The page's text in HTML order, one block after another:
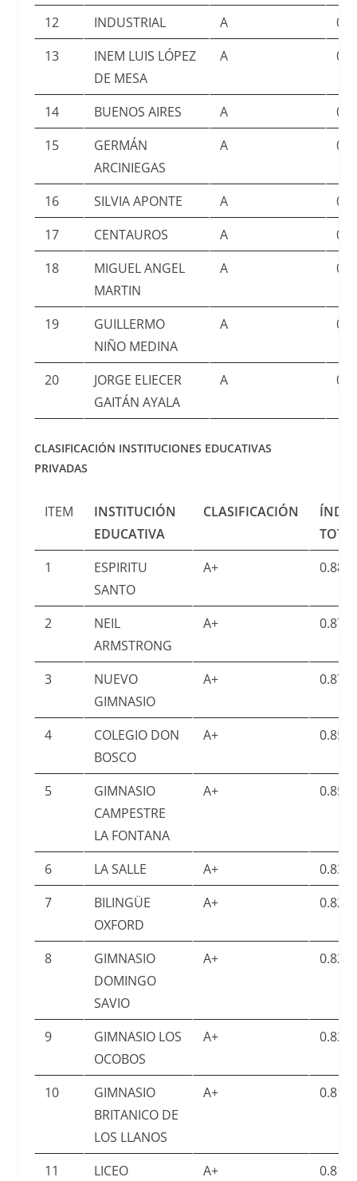
12 INDUSTRIAL A
13
INEM LUIS LÓPEZ
DE MESA
A
14 BUENOS AIRES A
15
GERMÁN
ARCINIEGAS
A
16 SILVIA APONTE A
17
CENTAUROS A
18
MIGUEL ANGEL
MARTIN
A
19
GUILLERMO
NIÑO MEDINA
A
20
JORGE ELIECER
GAITÁN AYALA
A
CLASIFICACIÓN INSTITUCIONES EDUCATIVAS
PRIVADAS
ITEM
INSTITUCIÓN
EDUCATIVA
CLASIFICACIÓN
1
ESPIRITU
SANTO
A+
2
NEIL
ARMSTRONG
A+
3
NUEVO
GIMNASIO
A+
4
COLEGIO DON
BOSCO
A+
5
GIMNASIO
CAMPESTRE
LA FONTANA
A+
6 LA SALLE A+
7
BILINGÜE
OXFORD
A+
8
GIMNASIO
DOMINGO
SAVIO
A+
9
GIMNASIO LOS
OCOBOS
A+
10
GIMNASIO
BRITANICO DE
LOS LLANOS
A+
11
LICEO
A+